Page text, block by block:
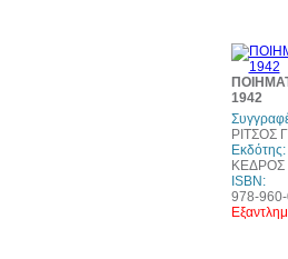
1942
ΡΙΤΣΟΣ
Εκδότης:
ΚΕΔΡΟΣ
ISBN:
978-